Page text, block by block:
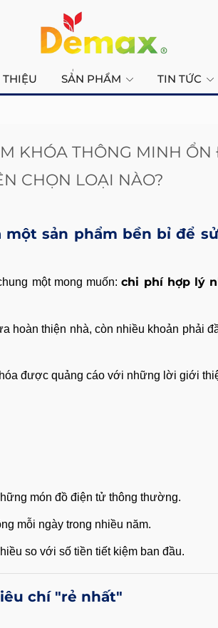
SẢN PHẨM TIN TỨC
KHÓA THÔNG MINH
CHỌN LOẠI NÀO?
sản phẩm bền bỉ để
một mong muốn:chi phí hợp lý
hoàn thiện nhà, còn nhiều khoản phải
được quảng cáo với những lời giới
món đồ điện tử thông thường.
mỗi ngày trong nhiều năm.
so với số tiền tiết kiệm ban đầu.
chí "rẻ nhất"